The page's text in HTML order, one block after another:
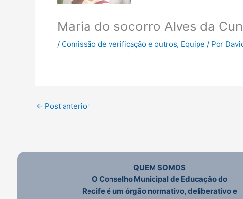
Maria do socorro Alves da
/ Comissão de verificação e outros, Equipe / Por
← Post anterior
QUEM SOMOS
O Conselho Municipal de Educação do
Recife é um órgão normativo, deliberativo e